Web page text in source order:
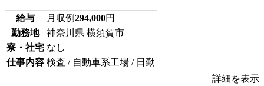
給与 月収例294,000円
勤務地
神奈川県 横須賀市
寮・社宅 なし
仕事内容 検査 / 自動車系工場 / 日勤
詳細を表示